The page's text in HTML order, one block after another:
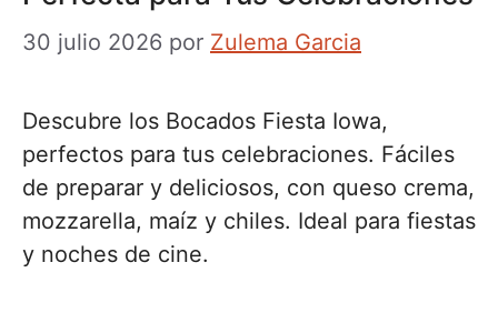
30 julio 2026 por Zulema Garcia
Descubre los Bocados Fiesta Iowa,
perfectos para tus celebraciones. Fáciles
de preparar y deliciosos, con queso crema,
mozzarella, maíz y chiles. Ideal para fiestas
y noches de cine.